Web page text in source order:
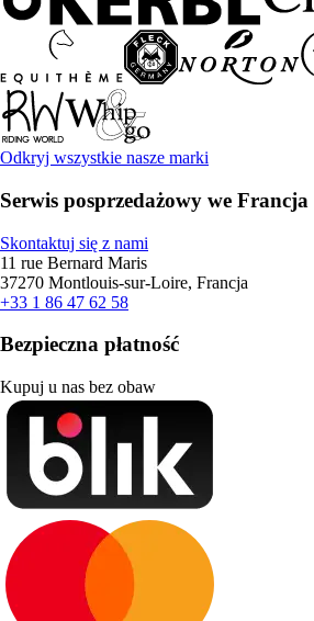
Odkryj wszystkie nasze marki
Serwis posprzedażowy we Francja
Skontaktuj się z nami
11 rue Bernard Maris
37270 Montlouis-sur-Loire, Francja
+33 1 86 47 62 58
Bezpieczna płatność
Kupuj u nas bez obaw